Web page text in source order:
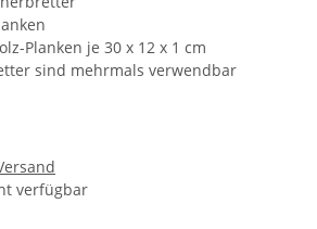
Planken je 30 x 12 x 1 cm
sind mehrmals verwendbar
verfügbar